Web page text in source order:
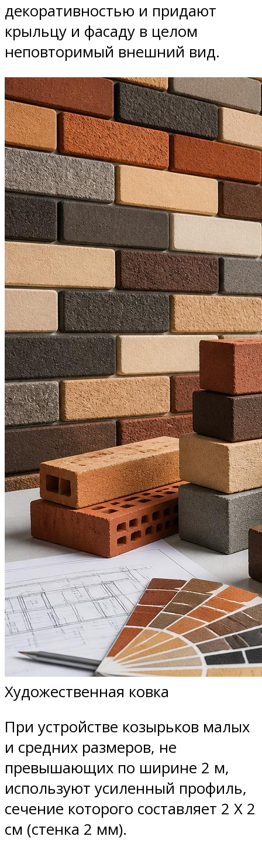
декоративностью и придают
крыльцу и фасаду в целом
неповторимый внешний вид.
Художественная ковка
При устройстве козырьков малых
и средних размеров, не
превышающих по ширине 2 м,
используют усиленный профиль,
сечение которого составляет 2 Х 2
см (стенка 2 мм).